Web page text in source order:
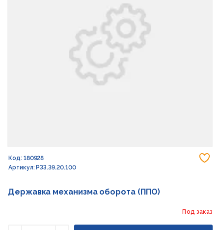
Код: 180928
Артикул: РЗЗ.39.20.100
Державка механизма оборота (ППО)
Под заказ